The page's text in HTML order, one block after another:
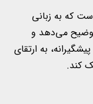
که به زبانی
توضیح می‌دهد و
به ارتقای
کند.